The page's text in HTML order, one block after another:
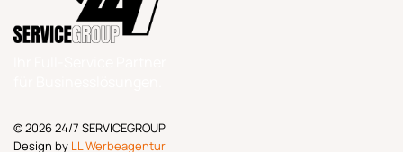
© 2026 24/7 SERVICEGROUP
Design by LL Werbeagentur